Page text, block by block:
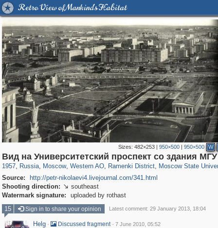
Retro View of Mankind's Habitat
Sizes: 482×253| 950×500| 950×500 W
Вид на Университетский проспект со здания МГУ
1957, Russia
1,407,206 29,248
, Moscow
319,878 8,286
, Western AO
27,131 310
, Ramenki District
5,677 64
, Moscow State
1,768 8
Source:
http://petr-nikolaevi4.livejournal.com/341.html
Shooting direction:  southeast
Watermark signature:
uploaded by rothast
15
Sign in to share your opinion Latest comment: 29 January 2013, 18:04
Helg · Discussed fragment · 7 June 2010, 05:52